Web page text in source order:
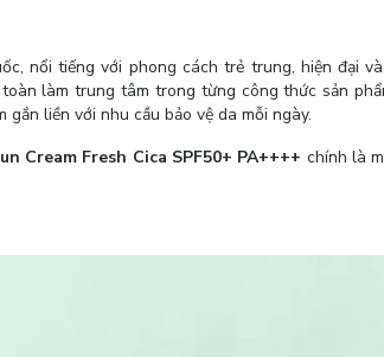
nổi tiếng với phong cách trẻ trung, hiện đại
làm trung tâm trong từng công thức sản
liền với nhu cầu bảo vệ da mỗi ngày.
Cream Fresh Cica SPF50+ PA++++ chính là